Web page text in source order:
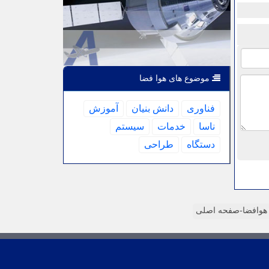
موضوع های هوا فضا
فناوری دانش بنیان
آموزش
ناسا
خدمات
سیستم
دستگاه
طراحی
هوافضا-صفحه اصلی